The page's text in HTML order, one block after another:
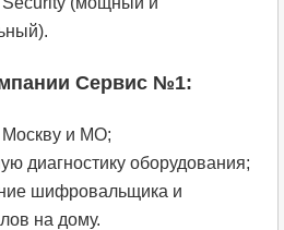
Сервис №1:
и МО;
диагностику оборудования;
шифровальщика и
на дому.